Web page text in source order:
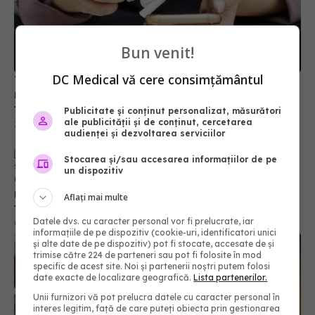
Telefoanele, magnet pentru alergeni. Cum se
manifestă simptomele. De câte ori și cu ce ar
trebui să îți cureți smartphone-ul
Ce se întâmplă dacă păstrezi rufele murdare în
mașina de spălat. Detaliul dezgustător care te va
02 dec 2023, 19:59
Bun venit!
DC Medical vă cere consimțământul
Publicitate și conținut personalizat, măsurători
ale publicității și de conținut, cercetarea
audienței și dezvoltarea serviciilor
Stocarea și/sau accesarea informațiilor de pe
un dispozitiv
Aflați mai multe
Datele dvs. cu caracter personal vor fi prelucrate, iar
informațiile de pe dispozitiv (cookie-uri, identificatori unici
și alte date de pe dispozitiv) pot fi stocate, accesate de și
trimise către 224 de parteneri sau pot fi folosite în mod
specific de acest site. Noi și partenerii noștri putem folosi
date exacte de localizare geografică.Lista partenerilor.
Unii furnizori vă pot prelucra datele cu caracter personal în
interes legitim, față de care puteți obiecta prin gestionarea